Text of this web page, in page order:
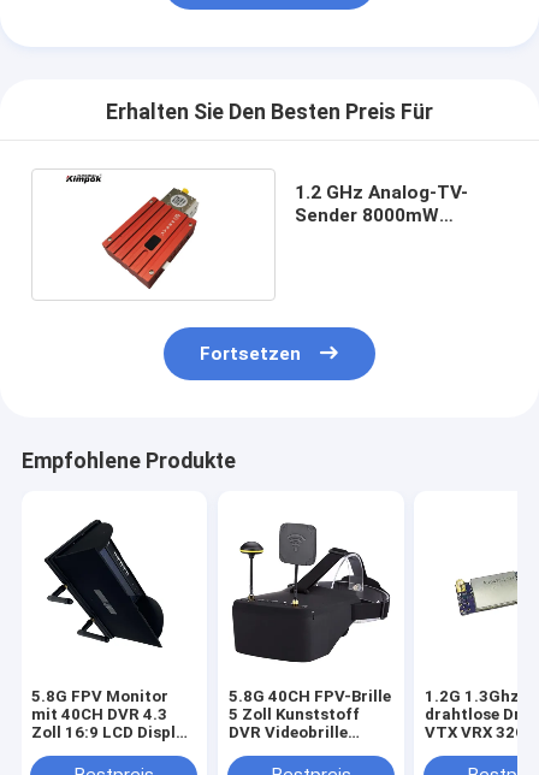
Erhalten Sie Den Besten Preis Für
1.2 GHz Analog-TV-
Sender 8000mW
Fortsetzen
Empfohlene Produkte
5.8G FPV Monitor
mit 40CH DVR 4.3
Zoll 16:9 LCD Display
Suchfunktion
5.8G 40CH FPV-Brille
5 Zoll Kunststoff
DVR Videobrille
Drohnenzubehör
1.2G 1.3Ghz
drahtlose
VTX VRX